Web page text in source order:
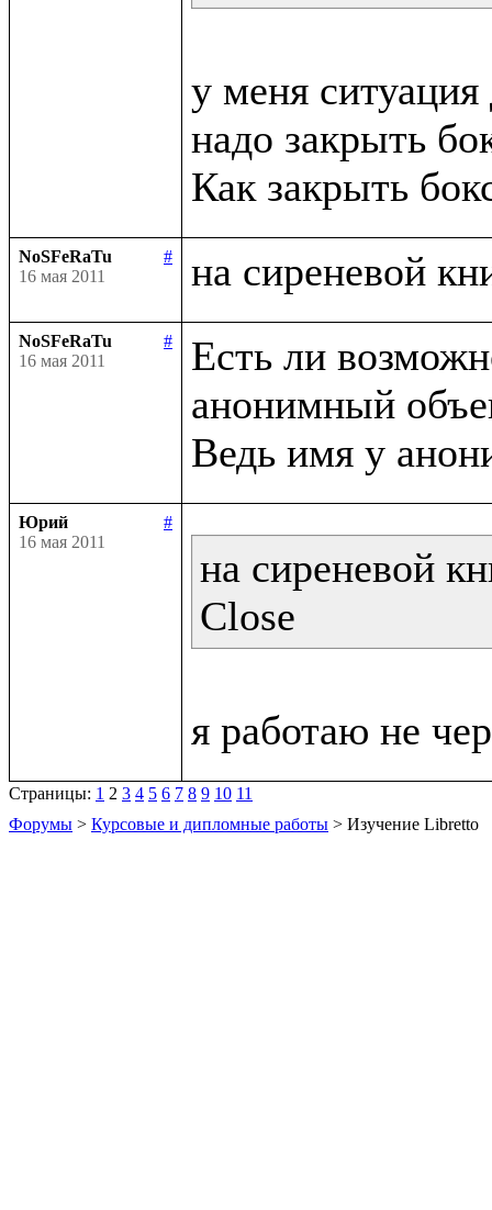
у меня
надо закрыть
NoSFeRaTu
#
16 мая 2011
NoSFeRaTu
#
16 мая 2011
Есть ли
анонимный
Юрий
#
16 мая 2011
на сиреневой
Close
Страницы: 1 2 3 4 5 6 7 8 9 10 11
Форумы > Курсовые и дипломные работы > Изучение Libretto